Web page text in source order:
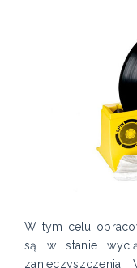
W tym celu
są w stanie